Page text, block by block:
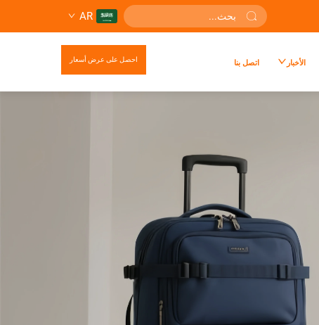
AR
الأخبار اتصل بنا احصل على عرض أسعار